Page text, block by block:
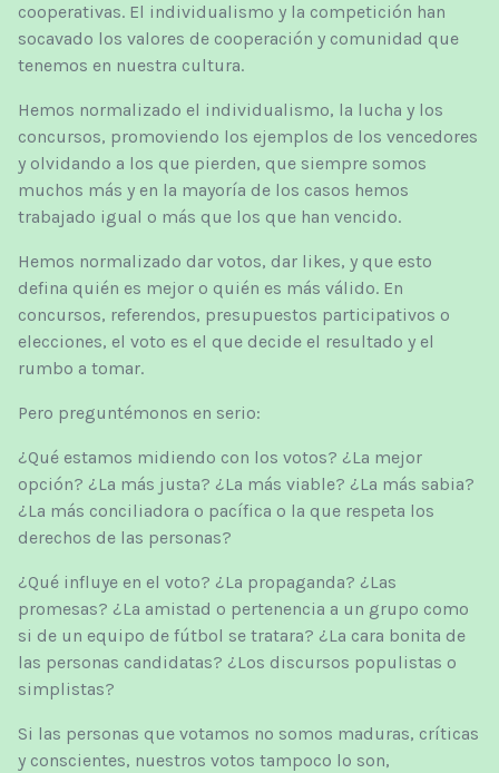
cooperativas. El individualismo y la competición han
socavado los valores de cooperación y comunidad que
tenemos en nuestra cultura.
Hemos normalizado el individualismo, la lucha y los
concursos, promoviendo los ejemplos de los vencedores
y olvidando a los que pierden, que siempre somos
muchos más y en la mayoría de los casos hemos
trabajado igual o más que los que han vencido.
Hemos normalizado dar votos, dar likes, y que esto
defina quién es mejor o quién es más válido. En
concursos, referendos, presupuestos participativos o
elecciones, el voto es el que decide el resultado y el
rumbo a tomar.
Pero preguntémonos en serio:
¿Qué estamos midiendo con los votos? ¿La mejor
opción? ¿La más justa? ¿La más viable? ¿La más sabia?
¿La más conciliadora o pacífica o la que respeta los
derechos de las personas?
¿Qué influye en el voto? ¿La propaganda? ¿Las
promesas? ¿La amistad o pertenencia a un grupo como
si de un equipo de fútbol se tratara? ¿La cara bonita de
las personas candidatas? ¿Los discursos populistas o
simplistas?
Si las personas que votamos no somos maduras, críticas
y conscientes, nuestros votos tampoco lo son,